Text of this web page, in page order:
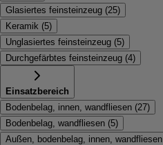
Glasiertes feinsteinzeug (25)
Keramik (5)
Unglasiertes feinsteinzeug (5)
Durchgefärbtes feinsteinzeug (4)
Einsatzbereich
Bodenbelag, innen, wandfliesen (27)
Bodenbelag, wandfliesen (5)
Außen, bodenbelag, innen, wandfliesen